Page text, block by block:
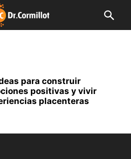
para construir
positivas y vivir
placenteras